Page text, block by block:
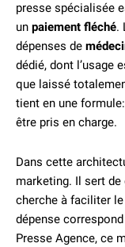
presse spécialisée
un paiement fléché.
dépenses de
dédié, dont l’usage
que laissé
tient en une
être pris en charge.
Dans cette
marketing. Il sert de
cherche à faciliter
dépense correspond
Presse Agence, ce